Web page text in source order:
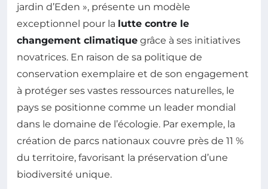
jardin d’Eden », présente un modèle
exceptionnel pour la lutte contre le
changement climatique grâce à ses initiatives
novatrices. En raison de sa politique de
conservation exemplaire et de son engagement
à protéger ses vastes ressources naturelles, le
pays se positionne comme un leader mondial
dans le domaine de l’écologie. Par exemple, la
création de parcs nationaux couvre près de 11 %
du territoire, favorisant la préservation d’une
biodiversité unique.